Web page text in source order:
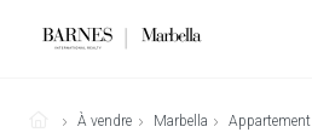
À vendre Marbella
Appartement